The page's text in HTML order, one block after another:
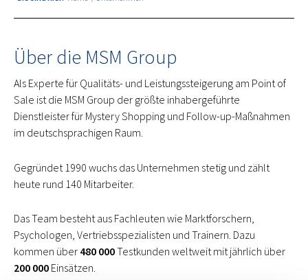
Über die MSM Group
Als Experte für Qualitäts- und Leistungssteigerung am Point of
Sale ist die MSM Group der größte inhabergeführte
Dienstleister für Mystery Shopping und Follow-up-Maßnahmen
im deutschsprachigen Raum.
Gegründet 1990 wuchs das Unternehmen stetig und zählt
heute rund 140 Mitarbeiter.
Das Team besteht aus Fachleuten wie Marktforschern,
Psychologen, Vertriebsspezialisten und Trainern. Dazu
kommen über 480 000Testkunden weltweit mit jährlich über
200 000 Einsätzen.